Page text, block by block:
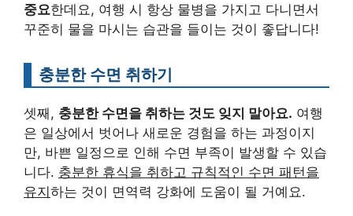
중요한데요, 여행 시 항상 물병을 가지고 다니면서
꾸준히 물을 마시는 습관을 들이는 것이 좋답니다!
충분한 수면 취하기
셋째, 충분한 수면을 취하는 것도 잊지 말아요. 여행
은 일상에서 벗어나 새로운 경험을 하는 과정이지
만, 바쁜 일정으로 인해 수면 부족이 발생할 수 있습
니다. 충분한 휴식을 취하고 규칙적인 수면 패턴을
유지하는 것이 면역력 강화에 도움이 될 거예요.